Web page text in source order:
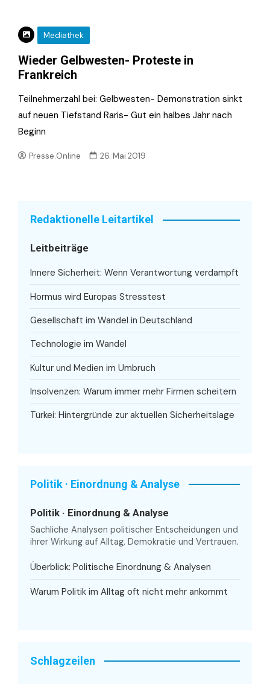
Mediathek
Wieder Gelbwesten- Proteste in
Frankreich
Teilnehmerzahl bei: Gelbwesten- Demonstration sinkt
auf neuen Tiefstand Raris- Gut ein halbes Jahr nach
Beginn
Presse.Online 26. Mai 2019
Redaktionelle Leitartikel
Leitbeiträge
Innere Sicherheit: Wenn Verantwortung verdampft
Hormus wird Europas Stresstest
Gesellschaft im Wandel in Deutschland
Technologie im Wandel
Kultur und Medien im Umbruch
Insolvenzen: Warum immer mehr Firmen scheitern
Türkei: Hintergründe zur aktuellen Sicherheitslage
Politik · Einordnung & Analyse
Politik · Einordnung & Analyse
Sachliche Analysen politischer Entscheidungen und
ihrer Wirkung auf Alltag, Demokratie und Vertrauen.
Überblick: Politische Einordnung & Analysen
Warum Politik im Alltag oft nicht mehr ankommt
Schlagzeilen